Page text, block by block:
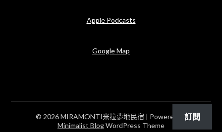
Apple Podcasts
Google Map
© 2026 MIRAMONTI米拉夢地民宿 | Powered by
Minimalist BlogWordPress Theme
訂閱